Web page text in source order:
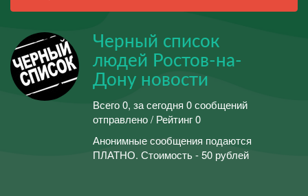
Черный список
людей Ростов-на-
Дону новости
Всего 0, за сегодня 0 сообщений
отправлено / Рейтинг 0
Анонимные сообщения подаются
ПЛАТНО. Стоимость - 50 рублей